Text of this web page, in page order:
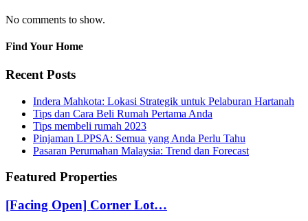
No comments to show.
Find Your Home
Recent Posts
Indera Mahkota: Lokasi Strategik untuk Pelaburan Hartanah
Tips dan Cara Beli Rumah Pertama Anda
Tips membeli rumah 2023
Pinjaman LPPSA: Semua yang Anda Perlu Tahu
Pasaran Perumahan Malaysia: Trend dan Forecast
Featured Properties
[Facing Open] Corner Lot…